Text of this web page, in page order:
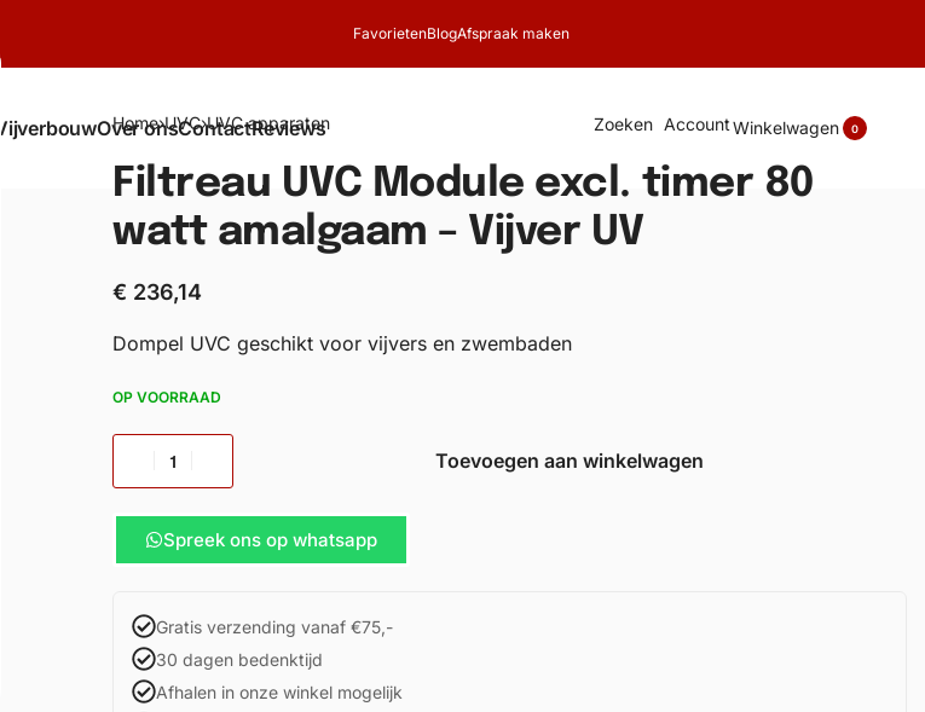
FavorietenBlogAfspraak maken
VijverbouwOver onsContactReviews Zoeken AccountWinkelwagen 0
Home›UVC›UVC apparaten
Filtreau UVC Module excl. timer 80
watt amalgaam – Vijver UV
€ 236,14
Dompel UVC geschikt voor vijvers en zwembaden
OP VOORRAAD
Toevoegen aan winkelwagen
Spreek ons op whatsapp
Gratis verzending vanaf €75,-
30 dagen bedenktijd
Afhalen in onze winkel mogelijk